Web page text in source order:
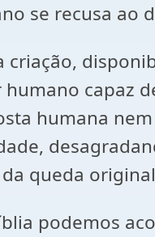
se recusa ao
capaz
humana
queda
podemos